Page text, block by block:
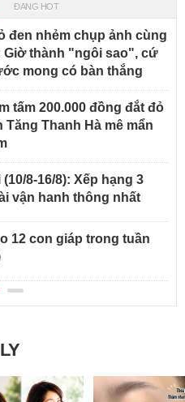
ĐANG HOT
đen nhẻm chụp ảnh cùng
Giờ thành "ngôi sao", cứ
mong có bàn thắng
tấm 200.000 đồng đắt đỏ
Tăng Thanh Hà mê mẩn
8-16/8): Xếp hạng 3
vận hanh thông nhất
12 con giáp trong tuần